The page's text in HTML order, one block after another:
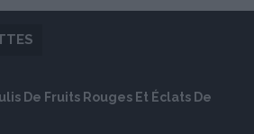
De Fruits Rouges Et Éclats De